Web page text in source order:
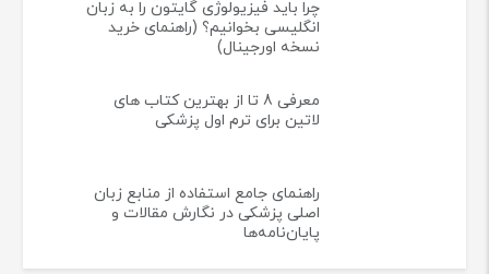
چرا باید فیزیولوژی گایتون را به زبان
انگلیسی بخوانیم؟ (راهنمای خرید
نسخه اورجینال)
معرفی 8 تا از بهترین کتاب های
لاتین برای ترم اول پزشکی
راهنمای جامع استفاده از منابع زبان
اصلی پزشکی در نگارش مقالات و
پایان‌نامه‌ها